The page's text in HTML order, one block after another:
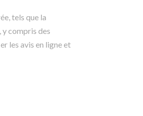
tels que la
compris des
les avis en ligne et